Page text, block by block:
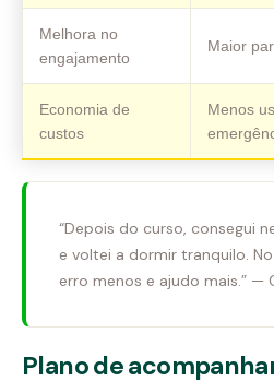
Melhora no
engajamento
Maior
Economia de
custos
Menos
“Depois do curso, consegui
e voltei a dormir tranquilo.
erro menos e ajudo mais.” —
Plano de